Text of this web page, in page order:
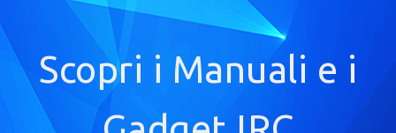
Scopri i Manuali e i